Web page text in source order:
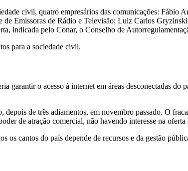
civil, quatro empresários das comunicações:
Emissoras de Rádio e Televisão; Luiz Carlos
indicada pelo Conar, o Conselho de
para a sociedade civil.
garantir o acesso à internet em áreas desconectadas
de três adiamentos, em novembro passado. O
de atração comercial, não havendo interesse na
os cantos do país depende de recursos e da gestão